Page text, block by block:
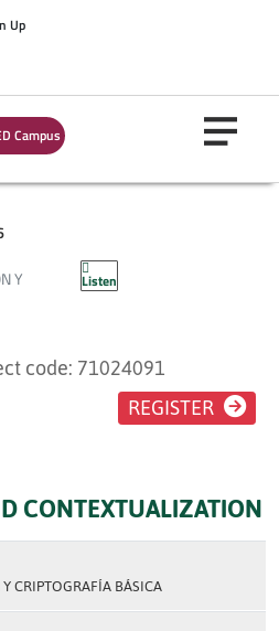
Up
Campus
Y
Listen
LA
Y
code: 71024091
REGISTER
CONTEXTUALIZATION
CRIPTOGRAFÍA BÁSICA